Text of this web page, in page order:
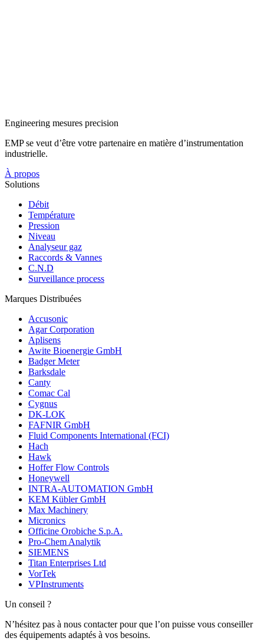
Engineering mesures precision
EMP se veut d’être votre partenaire en matière d’instrumentation
industrielle.
À propos
Solutions
Débit
Température
Pression
Niveau
Analyseur gaz
Raccords & Vannes
C.N.D
Surveillance process
Marques Distribuées
Accusonic
Agar Corporation
Aplisens
Awite Bioenergie GmbH
Badger Meter
Barksdale
Canty
Comac Cal
Cygnus
DK-LOK
FAFNIR GmbH
Fluid Components International (FCI)
Hach
Hawk
Hoffer Flow Controls
Honeywell
INTRA-AUTOMATION GmbH
KEM Kübler GmbH
Max Machinery
Micronics
Officine Orobiche S.p.A.
Pro-Chem Analytik
SIEMENS
Titan Enterprises Ltd
VorTek
VPInstruments
Un conseil ?
N’hésitez pas à nous contacter pour que l’on puisse vous conseiller
des équipements adaptés à vos besoins.